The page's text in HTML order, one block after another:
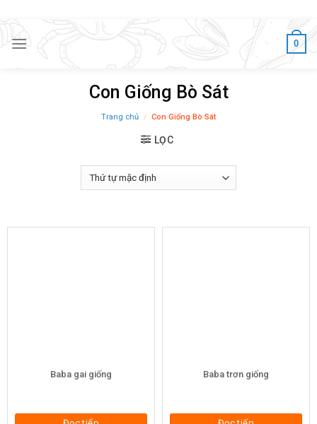
content
0
Con Giống Bò Sát
Trang chủ / Con Giống Bò Sát
LỌC
Baba gai giống Baba trơn giống